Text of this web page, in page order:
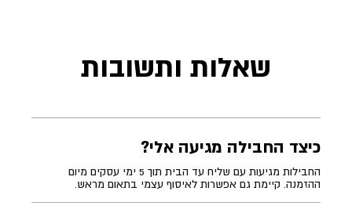
שאלות ותשובות
כיצד החבילה מגיעה אלי?
החבילות מגיעות עם שליח עד הבית תוך 5 ימי עסקים מיום
ההזמנה. קיימת גם אפשרות לאיסוף עצמי בתאום מראש.